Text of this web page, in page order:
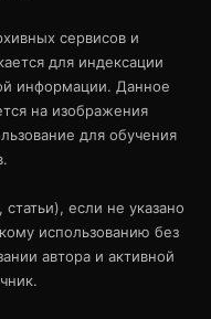
сервисов и
для индексации
информации. Данное
на изображения
для обучения
если не указано
использованию без
автора и активной